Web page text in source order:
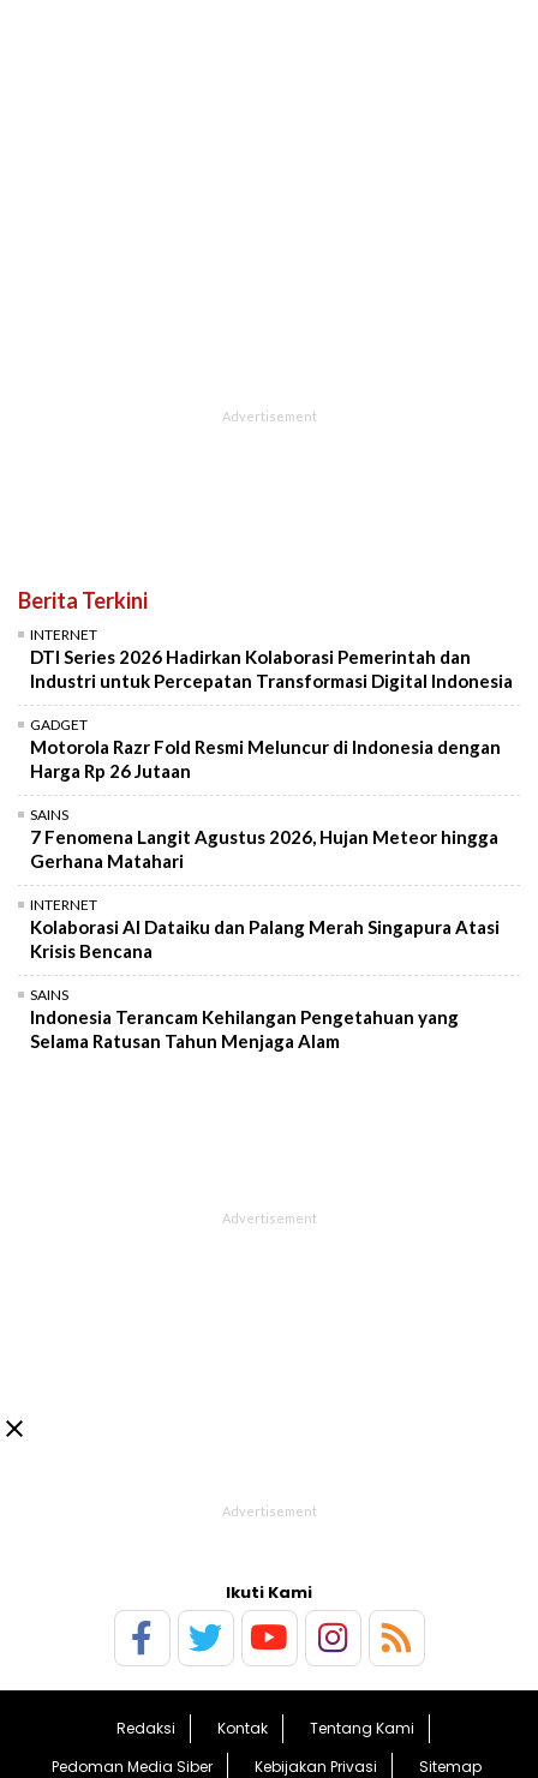
Berita Terkini
INTERNET
DTI Series 2026 Hadirkan Kolaborasi Pemerintah dan
Industri untuk Percepatan Transformasi Digital Indonesia
GADGET
Motorola Razr Fold Resmi Meluncur di Indonesia dengan
Harga Rp 26 Jutaan
SAINS
7 Fenomena Langit Agustus 2026, Hujan Meteor hingga
Gerhana Matahari
INTERNET
Kolaborasi AI Dataiku dan Palang Merah Singapura Atasi
Krisis Bencana
SAINS
Indonesia Terancam Kehilangan Pengetahuan yang
Selama Ratusan Tahun Menjaga Alam

Ikuti Kami
Redaksi Kontak
Tentang Kami
Pedoman Media Siber
Kebijakan Privasi Sitemap